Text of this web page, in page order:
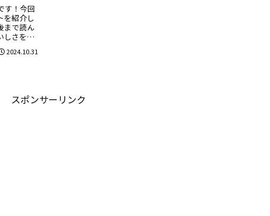
す！今回
を紹介し
まで読ん
しさをは
2024.10.31
スポンサーリンク